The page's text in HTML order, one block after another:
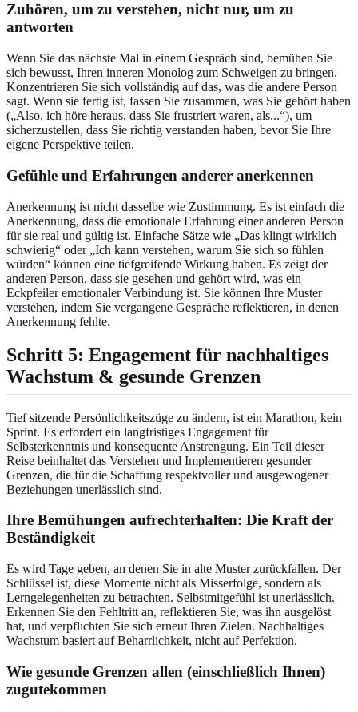
Zuhören, um zu verstehen, nicht nur, um zu
antworten
Wenn Sie das nächste Mal in einem Gespräch sind, bemühen Sie
sich bewusst, Ihren inneren Monolog zum Schweigen zu bringen.
Konzentrieren Sie sich vollständig auf das, was die andere Person
sagt. Wenn sie fertig ist, fassen Sie zusammen, was Sie gehört haben
(„Also, ich höre heraus, dass Sie frustriert waren, als...“), um
sicherzustellen, dass Sie richtig verstanden haben, bevor Sie Ihre
eigene Perspektive teilen.
Gefühle und Erfahrungen anderer anerkennen
Anerkennung ist nicht dasselbe wie Zustimmung. Es ist einfach die
Anerkennung, dass die emotionale Erfahrung einer anderen Person
für sie real und gültig ist. Einfache Sätze wie „Das klingt wirklich
schwierig“ oder „Ich kann verstehen, warum Sie sich so fühlen
würden“ können eine tiefgreifende Wirkung haben. Es zeigt der
anderen Person, dass sie gesehen und gehört wird, was ein
Eckpfeiler emotionaler Verbindung ist. Sie können Ihre Muster
verstehen, indem Sie vergangene Gespräche reflektieren, in denen
Anerkennung fehlte.
Schritt 5: Engagement für nachhaltiges
Wachstum & gesunde Grenzen
Tief sitzende Persönlichkeitszüge zu ändern, ist ein Marathon, kein
Sprint. Es erfordert ein langfristiges Engagement für
Selbsterkenntnis und konsequente Anstrengung. Ein Teil dieser
Reise beinhaltet das Verstehen und Implementieren gesunder
Grenzen, die für die Schaffung respektvoller und ausgewogener
Beziehungen unerlässlich sind.
Ihre Bemühungen aufrechterhalten: Die Kraft der
Beständigkeit
Es wird Tage geben, an denen Sie in alte Muster zurückfallen. Der
Schlüssel ist, diese Momente nicht als Misserfolge, sondern als
Lerngelegenheiten zu betrachten. Selbstmitgefühl ist unerlässlich.
Erkennen Sie den Fehltritt an, reflektieren Sie, was ihn ausgelöst
hat, und verpflichten Sie sich erneut Ihren Zielen. Nachhaltiges
Wachstum basiert auf Beharrlichkeit, nicht auf Perfektion.
Wie gesunde Grenzen allen (einschließlich Ihnen)
zugutekommen